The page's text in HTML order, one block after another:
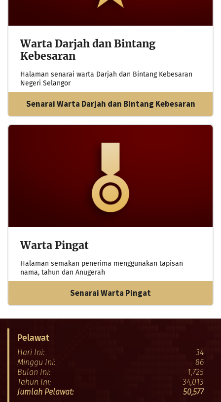
Warta Darjah dan Bintang
Kebesaran
Halaman senarai warta Darjah dan Bintang Kebesaran
Negeri Selangor
Senarai Warta Darjah dan Bintang Kebesaran
Warta Pingat
Halaman semakan penerima menggunakan tapisan
nama, tahun dan Anugerah
Senarai Warta Pingat
Pelawat
Hari Ini:
34
Minggu Ini:
86
Bulan Ini:
1,725
Tahun Ini:
34,013
Jumlah Pelawat:
50,577